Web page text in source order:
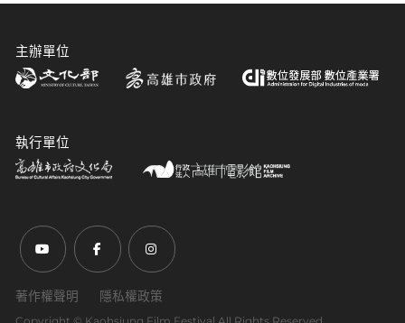
主辦單位
執行單位
前往Youtube頻道(另開新視窗)
前往Facebook粉絲團(另開新視窗)
前往Instagram粉絲團(另開新視窗)
著作權聲明 隱私權政策